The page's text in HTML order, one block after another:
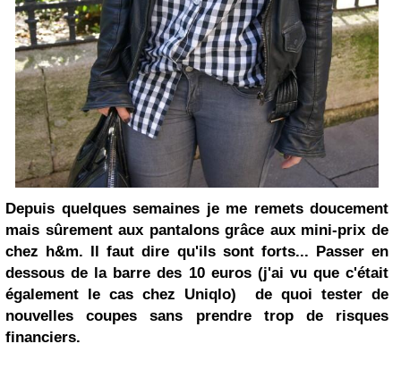
Depuis quelques semaines je me remets doucement
mais sûrement aux pantalons grâce aux mini-prix de
chez h&m. Il faut dire qu'ils sont forts... Passer en
dessous de la barre des 10 euros (j'ai vu que c'était
également le cas chez Uniqlo) de quoi tester de
nouvelles coupes sans prendre trop de risques
financiers.